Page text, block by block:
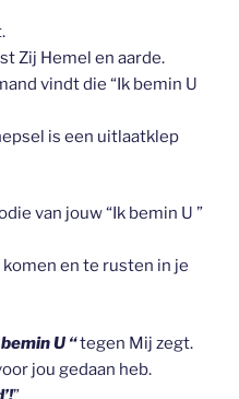
Zij Hemel en aarde.
vindt die “Ik bemin U
is een uitlaatklep
van jouw “Ik bemin U ”
en te rusten in je
U “tegen Mij zegt.
jou gedaan heb.